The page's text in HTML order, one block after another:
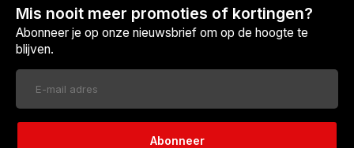
Mis nooit meer promoties of kortingen?
Abonneer je op onze nieuwsbrief om op de hoogte te
blijven.
Abonneer